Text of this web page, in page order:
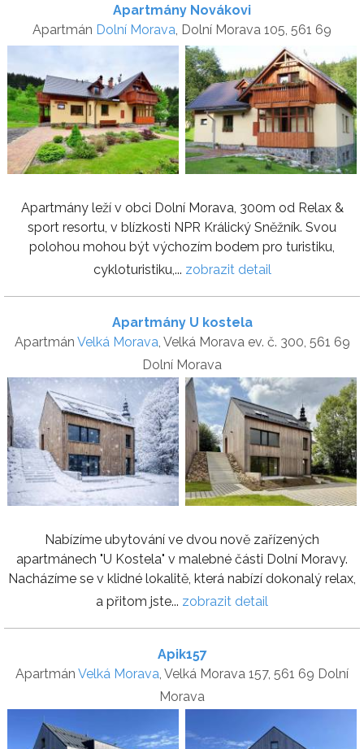
Apartmány Novákovi
Apartmán Dolní Morava , Dolní Morava 105, 561 69
Apartmány leží v obci Dolní Morava, 300m od Relax &
sport resortu, v blízkosti NPR Králický Sněžník. Svou
polohou mohou být výchozím bodem pro turistiku,
cykloturistiku,... zobrazit detail
Apartmány U kostela
Apartmán Velká Morava, Velká Morava ev. č. 300, 561 69
Dolní Morava
Nabízíme ubytování ve dvou nově zařízených
apartmánech "U Kostela" v malebné části Dolní Moravy.
Nacházíme se v klidné lokalitě, která nabízí dokonalý relax,
a přitom jste... zobrazit detail
Apik157
Apartmán Velká Morava, Velká Morava 157, 561 69 Dolní
Morava